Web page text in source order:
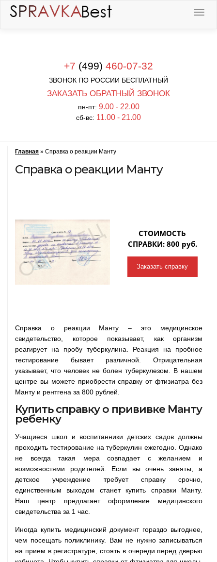
+7 (499) 460-07-32
ЗВОНОК ПО РОССИИ БЕСПЛАТНЫЙ
ЗАКАЗАТЬ ОБРАТНЫЙ ЗВОНОК
пн-пт: 9.00 - 22.00
сб-вс: 11.00 - 21.00
Главная » Справка о реакции Манту
Справка о реакции Манту
СТОИМОСТЬ
СПРАВКИ: 800 руб.
Заказать справку
Справка о реакции Манту – это медицинское
свидетельство, которое показывает, как организм
реагирует на пробу туберкулина. Реакция на пробное
тестирование бывает различной. Отрицательная
указывает, что человек не болен туберкулезом. В нашем
центре вы можете приобрести справку от фтизиатра без
Манту и рентгена за 800 рублей.
Купить справку о прививке Манту
ребенку
Учащиеся школ и воспитанники детских садов должны
проходить тестирование на туберкулин ежегодно. Однако
не всегда такая мера совпадает с желанием и
возможностями родителей. Если вы очень заняты, а
детское учреждение требует справку срочно,
единственным выходом станет купить справки Манту.
Наш центр предлагает оформление медицинского
свидетельства за 1 час.
Иногда купить медицинский документ гораздо выгоднее,
чем посещать поликлинику. Вам не нужно записываться
на прием в регистратуре, стоять в очереди перед дверью